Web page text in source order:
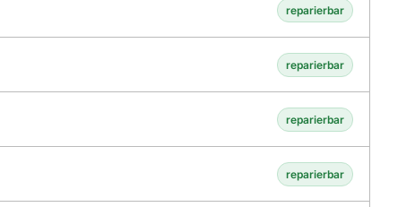
reparierbar
reparierbar
reparierbar
reparierbar